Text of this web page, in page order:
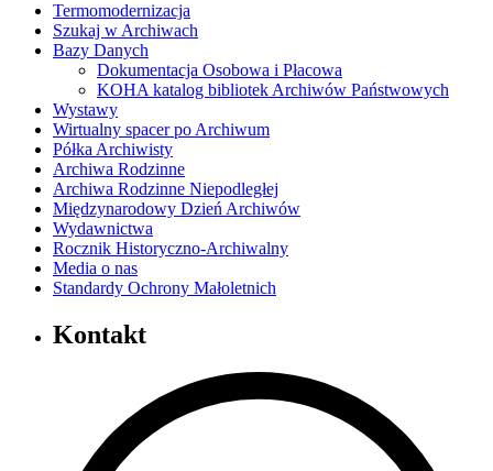
Termomodernizacja
Szukaj w Archiwach
Bazy Danych
Dokumentacja Osobowa i Płacowa
KOHA katalog bibliotek Archiwów Państwowych
Wystawy
Wirtualny spacer po Archiwum
Półka Archiwisty
Archiwa Rodzinne
Archiwa Rodzinne Niepodległej
Międzynarodowy Dzień Archiwów
Wydawnictwa
Rocznik Historyczno-Archiwalny
Media o nas
Standardy Ochrony Małoletnich
Kontakt